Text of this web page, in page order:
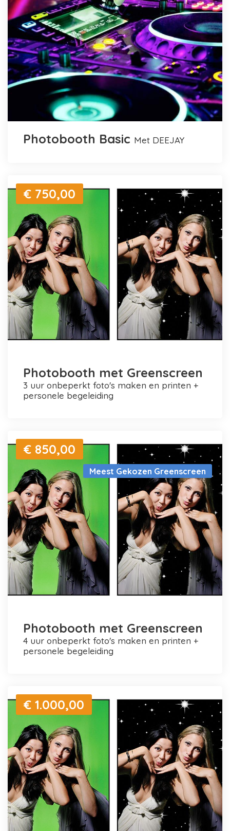
Photobooth Basic met DEEJAY
€ 750,00
Photobooth met Greenscreen
3 uur onbeperkt foto's maken en printen +
personele begeleiding
Meest Gekozen Greenscreen
€ 850,00
Photobooth met Greenscreen
4 uur onbeperkt foto's maken en printen +
personele begeleiding
€ 1.000,00